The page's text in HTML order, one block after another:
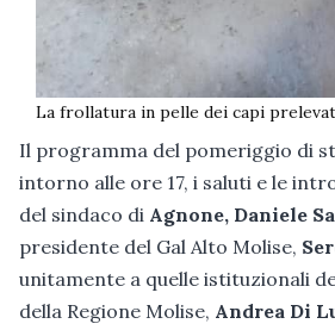
La frollatura in pelle dei capi
Il programma del pomeriggio di
intorno alle ore 17, i saluti e le
del sindaco di Agnone, Daniele
presidente del Gal Alto Molise,
unitamente a quelle istituzionali
della Regione Molise, Andrea Di